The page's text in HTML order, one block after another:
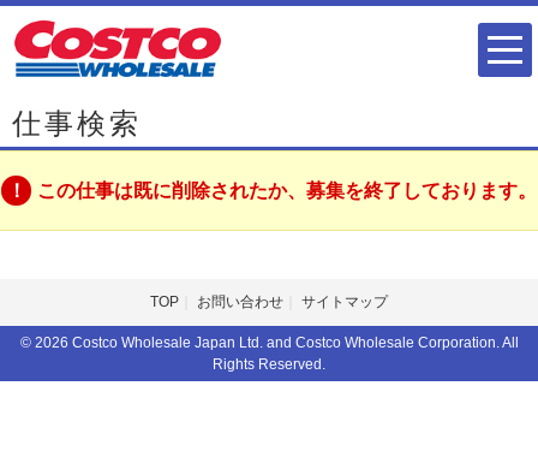
仕事検索
この仕事は既に削除されたか、募集を終了しております。
TOP お問い合わせ サイトマップ
© 2026 Costco Wholesale Japan Ltd. and Costco Wholesale Corporation. All
Rights Reserved.